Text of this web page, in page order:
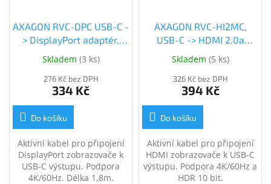
AXAGON RVC-DPC USB-C -
> DisplayPort adaptér,
kabel 1,8m (RVC-DPC)
Skladem (3 ks)
276 Kč bez DPH
334 Kč
Do košíku
Aktivní kabel pro připojení
DisplayPort zobrazovače k
USB-C výstupu. Podpora
4K/60Hz. Délka 1,8m.
AXAGON RVC-HI2MC,
USB-C -> HDMI 2.0a
redukce / kabel 1.8m,
4K/60Hz HDR10 (RVC-
HI2MC)
Skladem (5 ks)
326 Kč bez DPH
394 Kč
Do košíku
Aktivní kabel pro připojení
HDMI zobrazovače k USB-C
výstupu. Podpora 4K/60Hz a
HDR 10 bit.